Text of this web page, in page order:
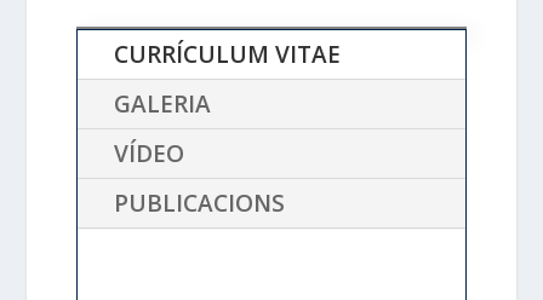
CURRÍCULUM VITAE
GALERIA
VÍDEO
PUBLICACIONS